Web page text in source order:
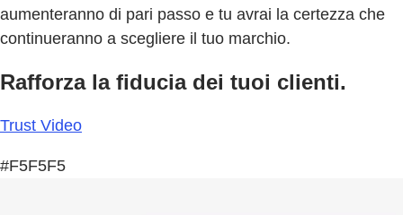
aumenteranno di pari passo e tu avrai la certezza che
continueranno a scegliere il tuo marchio.
Rafforza la fiducia dei tuoi clienti.
Trust Video
#F5F5F5